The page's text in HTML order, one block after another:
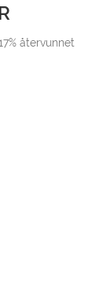
återvunnet